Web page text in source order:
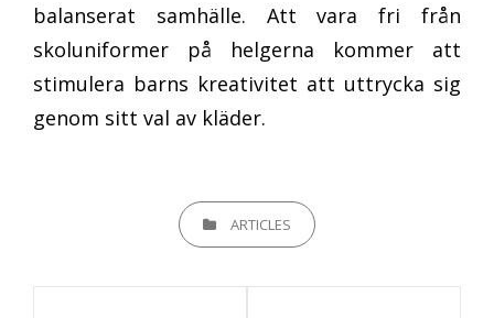
balanserat samhälle. Att vara fri från
skoluniformer på helgerna kommer att
stimulera barns kreativitet att uttrycka sig
genom sitt val av kläder.
KATEGORIERARTICLES